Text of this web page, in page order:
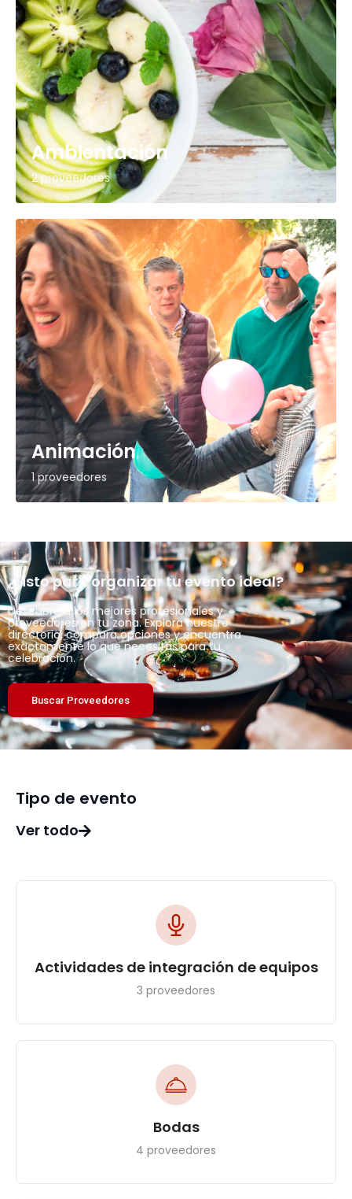
Ambientación
2 proveedores
Animación
1 proveedores
¿Listo para organizar tu evento ideal?
Descubre a los mejores profesionales y
proveedores en tu zona. Explora nuestro
directorio, compara opciones y encuentra
exactamente lo que necesitas para tu
celebración.
Buscar Proveedores
Tipo de evento
Ver todo
Actividades de integración de equipos
3 proveedores
Bodas
4 proveedores